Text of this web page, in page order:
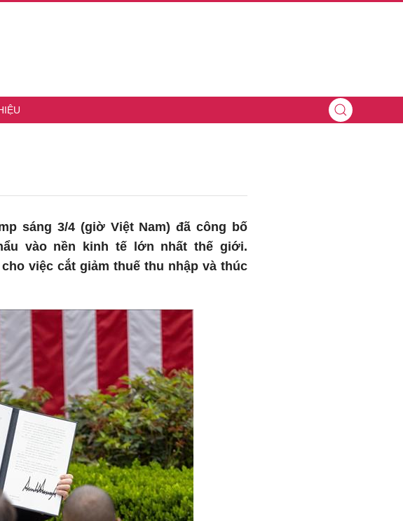
sáng 3/4 (giờ Việt Nam) đã công bố
vào nền kinh tế lớn nhất thế giới.
việc cắt giảm thuế thu nhập và thúc